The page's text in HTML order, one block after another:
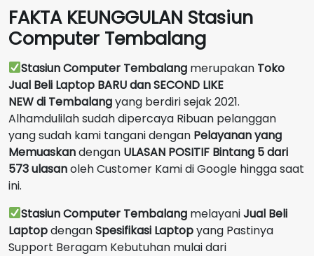
FAKTA KEUNGGULAN Stasiun
Computer Tembalang
Stasiun Computer Tembalang merupakan Toko
Jual Beli Laptop BARU dan SECOND LIKE
NEWdi Tembalangyang berdiri sejak 2021.
Alhamdulilah sudah dipercaya Ribuan pelanggan
yang sudah kami tangani dengan Pelayanan yang
Memuaskandengan ULASAN POSITIF Bintang 5 dari
573 ulasanoleh Customer Kami di Google hingga saat
ini.
Stasiun Computer Tembalang melayaniJual Beli
LaptopdenganSpesifikasi Laptopyang Pastinya
Support Beragam Kebutuhan mulai dari